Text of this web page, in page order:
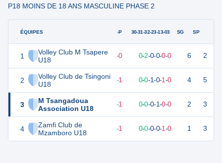
P18 MOINS DE 18 ANS MASCULINE PHASE 2
ÉQUIPES
1
Volley Club M Tsapere
U18
2
Volley Club de Tsingoni
U18
3
M Tsangadoua
Association U18
4
Zamfi Club de
Mzamboro U18
G-P 30-31-32-23-13-03 SG SP
6 2 -0 0-2-0-0-0-0 6 2
2 2 -1 0-0-1-0-1-0 4 5
1 -1 0-0-0-1-0-0 2 3
0 -1 0-0-0-0-1-0 1 3